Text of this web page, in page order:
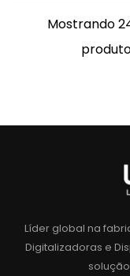
Mostrando
Líder global na
Digitalizadoras e